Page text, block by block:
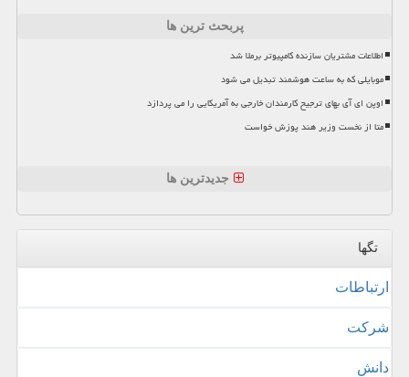
پربحث ترین ها
اطلاعات مشتریان سازنده کامپیوتر برملا شد
موبایلی که به ساعت هوشمند تبدیل می شود
اوپن ای آی بهای ترجیح کارمندان خارجی به آمریکایی را می پردازد
متا از نخست وزیر هند پوزش خواست
جدیدترین ها
تگها
ارتباطات
شركت
دانش